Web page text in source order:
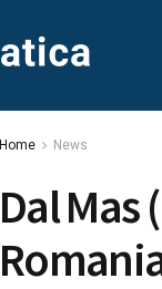
Home News
Dal Mas